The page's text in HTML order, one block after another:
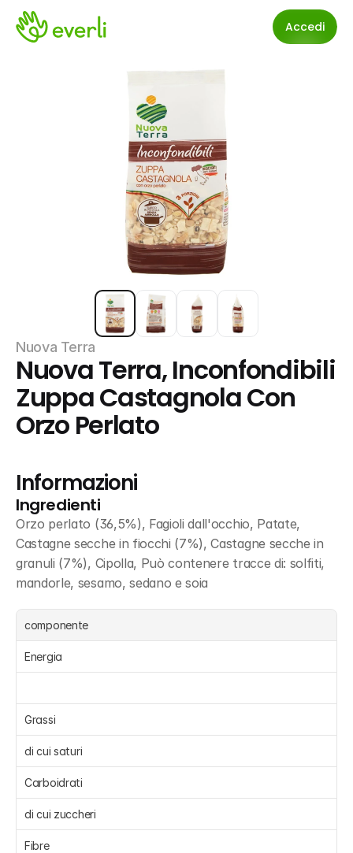
Accedi
Nuova Terra
Nuova Terra, Inconfondibili
Zuppa Castagnola Con
Orzo Perlato
Informazioni
Ingredienti
Orzo perlato (36,5%), Fagioli dall'occhio, Patate,
Castagne secche in fiocchi (7%), Castagne secche in
granuli (7%), Cipolla, Può contenere tracce di: solfiti,
mandorle, sesamo, sedano e soia
componente
Energia
Grassi
di cui saturi
Carboidrati
di cui zuccheri
Fibre